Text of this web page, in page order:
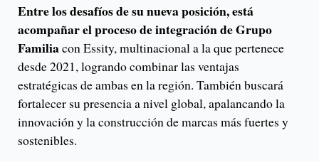
Entre los desafíos de su nueva posición, está
acompañar el proceso de integración de Grupo
Familiacon Essity, multinacional a la que pertenece
desde 2021, logrando combinar las ventajas
estratégicas de ambas en la región. También buscará
fortalecer su presencia a nivel global, apalancando la
innovación y la construcción de marcas más fuertes y
sostenibles.